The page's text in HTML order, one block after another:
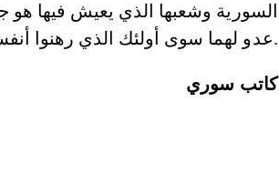
السورية وشعبها الذي يعيش فيها هو
عدو لهما سوى أولئك الذي رهنوا أنفسهم لمخططات خارجية حلمت بإمكان فصل الأطراف عن الجسد.
كاتب سوري